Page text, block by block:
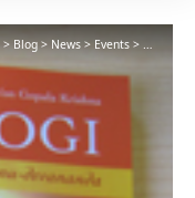
> Blog > News > Events > Alles